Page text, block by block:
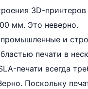
3D-принтеров
мм. Это неверно.
и
печати в
печати всегда
Поскольку